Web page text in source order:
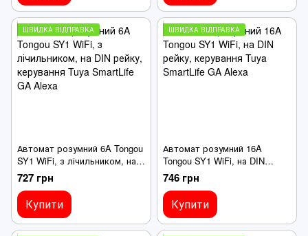
ШВИДКА ВІДПРАВКА
Автомат розумний 6A Tongou
SY1 WiFi, з лічильником, на
DIN рейку, керування Tuya
SmartLife GA Alexa
727 грн
Купити
ШВИДКА ВІДПРАВКА
Автомат розумний 16A
Tongou SY1 WiFi, на DIN
рейку, керування Tuya
SmartLife GA Alexa
746 грн
Купити